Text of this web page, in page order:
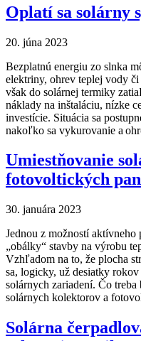
Oplatí sa solárny
20. júna 2023
Bezplatnú energiu zo slnka
elektriny, ohrev teplej vody
však do solárnej termiky
náklady na inštaláciu, nízke
investície. Situácia sa
nakoľko sa vykurovanie a
Umiestňovanie
fotovoltických
30. januára 2023
Jednou z možností
„obálky“ stavby na výrobu
Vzhľadom na to, že plocha
sa, logicky, už desiatky
solárnych zariadení. Čo
solárnych kolektorov a
Solárna